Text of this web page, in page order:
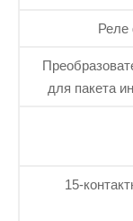
Реле
для пакета
15-